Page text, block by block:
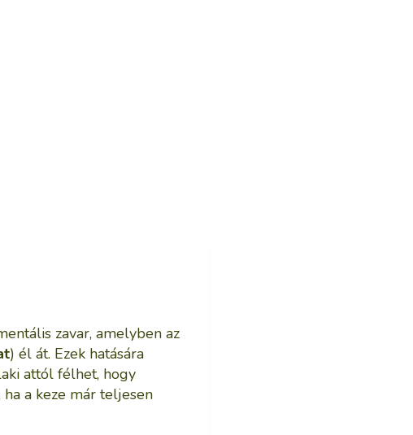
zavar, amelyben az
) él át. Ezek hatására
attól félhet, hogy
a keze már teljesen